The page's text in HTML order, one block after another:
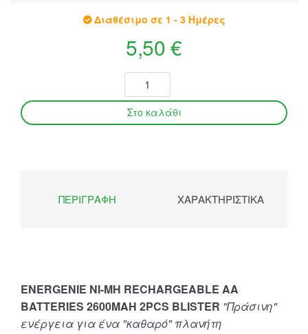
Διαθέσιμο σε 1 - 3 Ημέρες
5,50 €
ΠΕΡΙΓΡΑΦΉ ΧΑΡΑΚΤΗΡΙΣΤΙΚΆ
ENERGENIE NI-MH RECHARGEABLE AA
BATTERIES 2600MAH 2PCS BLISTER "Πράσινη"
ενέργεια για ένα "καθαρό" πλανήτη